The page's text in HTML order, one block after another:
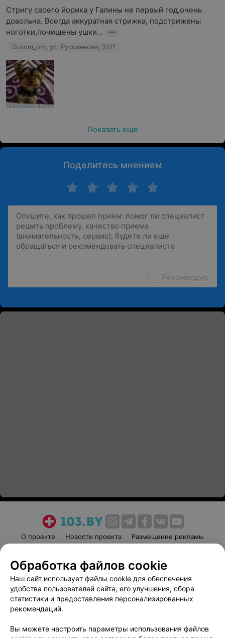
Стригу своего йорика у Галины не первый год,очень
довольна. Всегда аккуратная стрижка, подстрижены
ноготки,почищены ушки...
Groom_om, ул. Руссиянова, 32/1
Показать ещё
Поделитесь мнением
Рекомендую
О проекте Новости проекта
Размещение рекламы
Пользовательское соглашение
Способы оплаты
Вакансии
Партнеры
Написать руководителю 103.by
Обработка персональных данных
Обработка файлов cookie
Наш сайт использует файлы cookie для обеспечения
удобства пользователей сайта, его улучшения, сбора
статистики и предоставления персонализированных
рекомендаций.
Вы можете настроить параметры использования файлов